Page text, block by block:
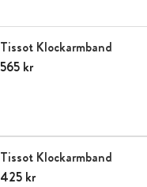
Tissot Klockarmband
Pris :565 kr
565 kr
Tissot Klockarmband
Pris:425 kr
425 kr